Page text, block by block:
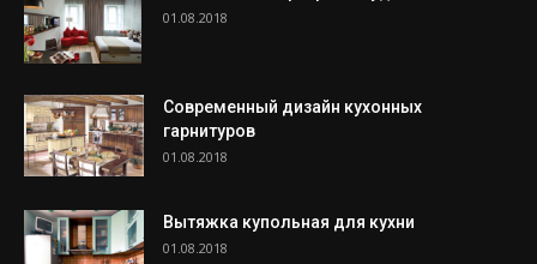
01.08.2018
Современный дизайн кухонных
гарнитуров
01.08.2018
Вытяжка купольная для кухни
01.08.2018